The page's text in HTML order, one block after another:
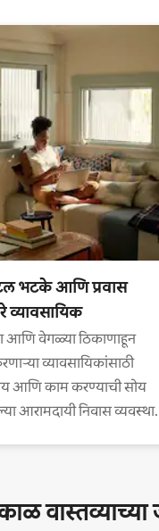
भटके आणि प्रवास
व्यावसायिक
आणि वेगळ्या ठिकाणाहून
व्यावसायिकांसाठी
आणि काम करण्याची सोय
आरामदायी निवास व्यवस्था.